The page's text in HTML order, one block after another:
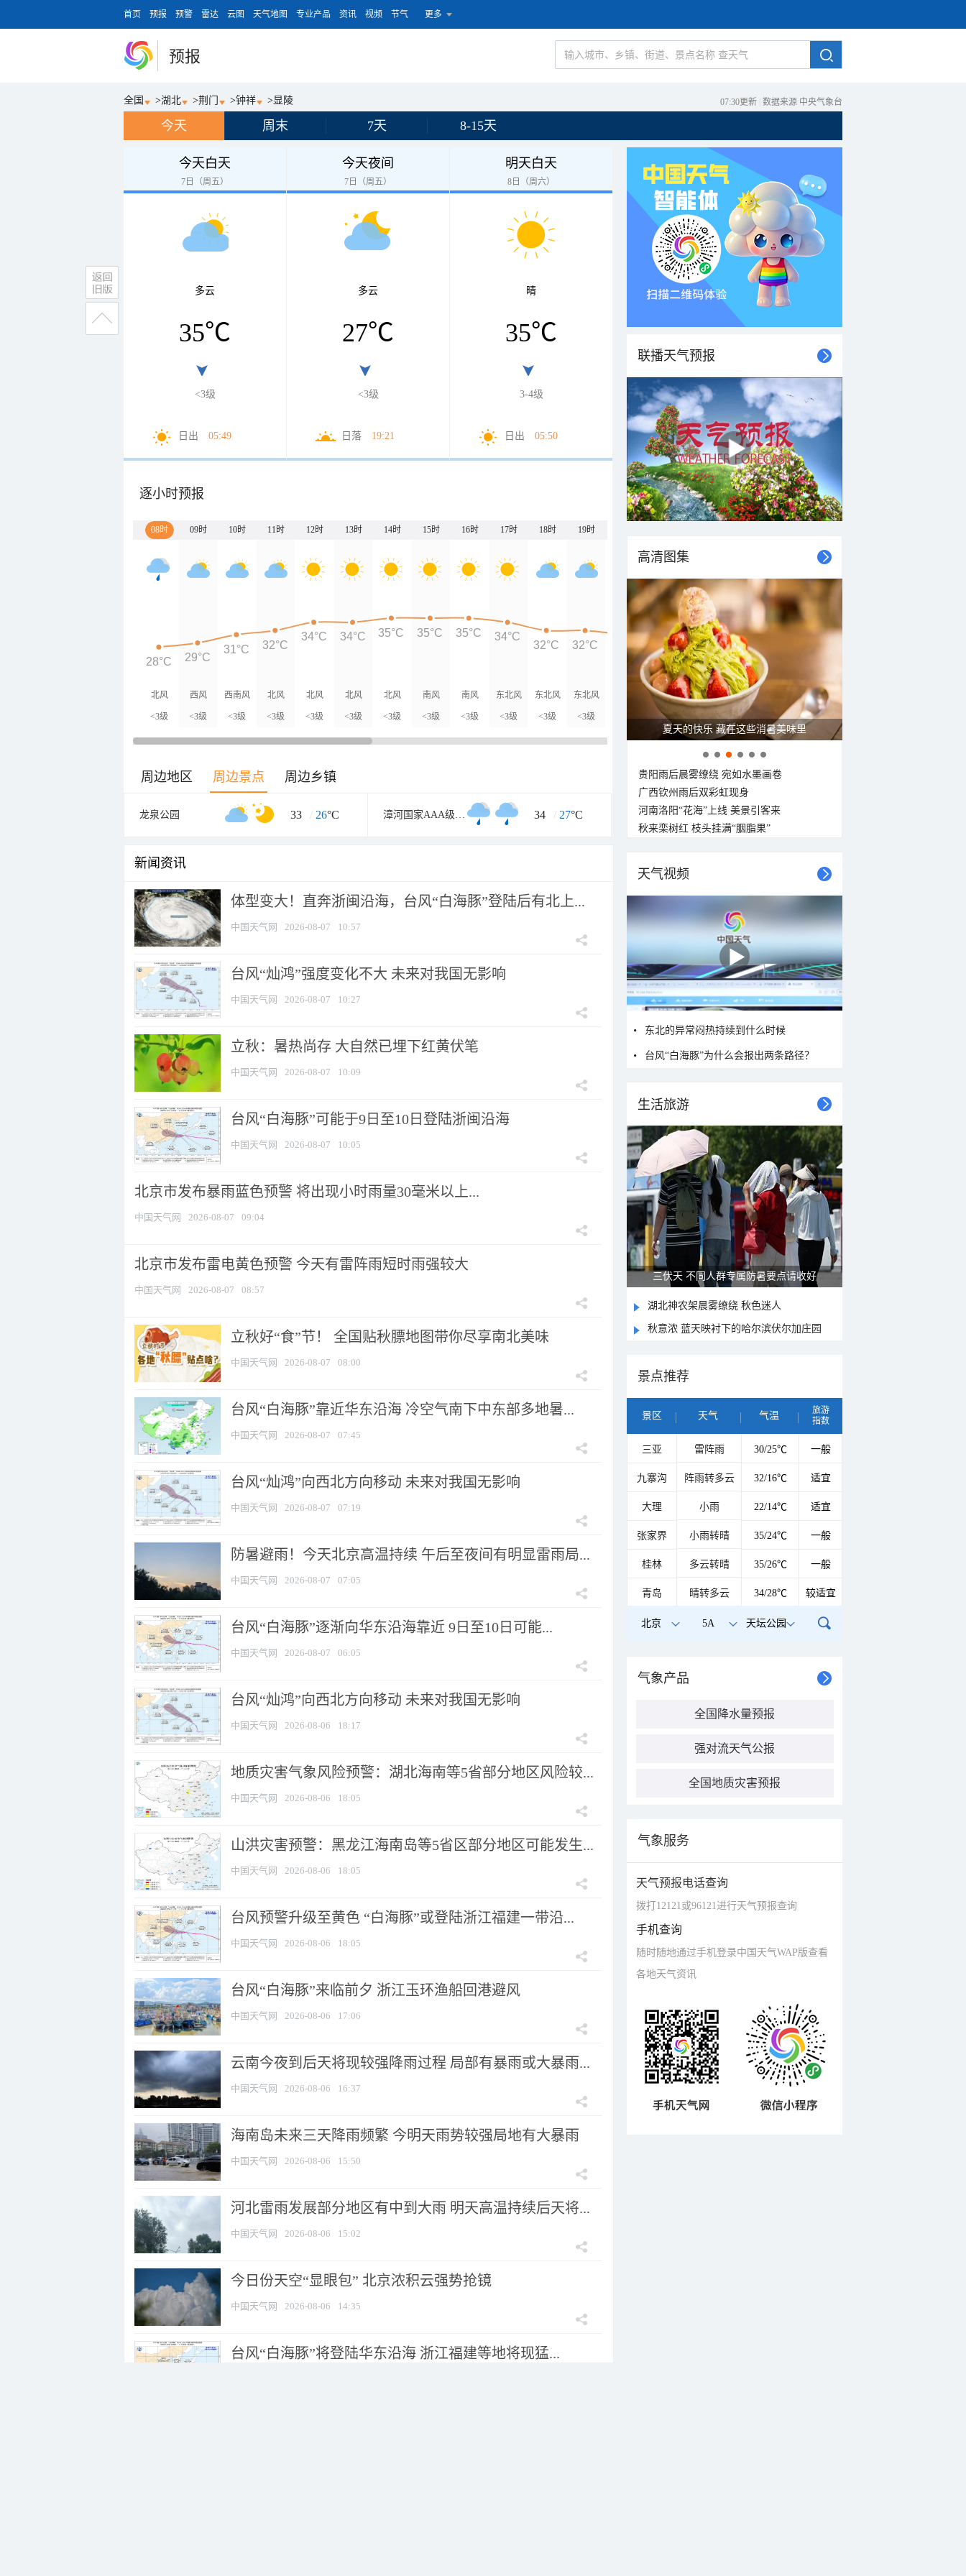
首页 预报 预警 雷达 云图 天气地图 专业产品 资讯 视频 节气 更多
预报
全国 >湖北 >荆门 >钟祥 > 显陵 07:30更新 数据来源 中央气象台
今天 周末 7天 8-15天
今天白天
7日（周五）
多云
35℃
<3级
日出 05:49
今天夜间
7日（周五）
多云
27℃
<3级
日落 19:21
明天白天
8日（周六）
晴
35℃
3-4级
日出 05:50
逐小时预报
08时 09时 10时 11时 12时 13时 14时 15时 16时 17时 18时 19时
北风
<3级
西风
<3级
西南风
<3级
北风
<3级
北风
<3级
北风
<3级
北风
<3级
南风
<3级
南风
<3级
东北风
<3级
东北风
<3级
东北风
<3级 <3级
西南风
<3级
西风
<3级
北风
<3级 <3级
北风
3-4级
28°C 29°C
31°C 32°C
34°C 34°C 35°C 35°C 35°C 34°C
32°C 32°C 31°C 30°C 29°C 29°C 28°C
周边地区 周边景点 周边乡镇
龙泉公园 33 / 26°C 漳河国家AAA级旅游区 34 / 27°C
新闻资讯
体型变大！直奔浙闽沿海，台风“白海豚”登陆后有北上...
中国天气网 2026-08-07 10:57
台风“灿鸿”强度变化不大 未来对我国无影响
中国天气网 2026-08-07 10:27
立秋：暑热尚存 大自然已埋下红黄伏笔
中国天气网 2026-08-07 10:09
台风“白海豚”可能于9日至10日登陆浙闽沿海
中国天气网 2026-08-07 10:05
北京市发布暴雨蓝色预警 将出现小时雨量30毫米以上...
中国天气网 2026-08-07 09:04
北京市发布雷电黄色预警 今天有雷阵雨短时雨强较大
中国天气网 2026-08-07 08:57
立秋好“食”节！ 全国贴秋膘地图带你尽享南北美味
中国天气网 2026-08-07 08:00
台风“白海豚”靠近华东沿海 冷空气南下中东部多地暑...
中国天气网 2026-08-07 07:45
台风“灿鸿”向西北方向移动 未来对我国无影响
中国天气网 2026-08-07 07:19
防暑避雨！今天北京高温持续 午后至夜间有明显雷雨局...
中国天气网 2026-08-07 07:05
台风“白海豚”逐渐向华东沿海靠近 9日至10日可能...
中国天气网 2026-08-07 06:05
台风“灿鸿”向西北方向移动 未来对我国无影响
中国天气网 2026-08-06 18:17
地质灾害气象风险预警：湖北海南等5省部分地区风险较...
中国天气网 2026-08-06 18:05
山洪灾害预警：黑龙江海南岛等5省区部分地区可能发生...
中国天气网 2026-08-06 18:05
台风预警升级至黄色 “白海豚”或登陆浙江福建一带沿...
中国天气网 2026-08-06 18:05
台风“白海豚”来临前夕 浙江玉环渔船回港避风
中国天气网 2026-08-06 17:06
云南今夜到后天将现较强降雨过程 局部有暴雨或大暴雨...
中国天气网 2026-08-06 16:37
海南岛未来三天降雨频繁 今明天雨势较强局地有大暴雨
中国天气网 2026-08-06 15:50
河北雷雨发展部分地区有中到大雨 明天高温持续后天将...
中国天气网 2026-08-06 15:02
今日份天空“显眼包” 北京浓积云强势抢镜
中国天气网 2026-08-06 14:35
台风“白海豚”将登陆华东沿海 浙江福建等地将现猛...
联播天气预报
高清图集
夏天的快乐 藏在这些消暑美味里
贵阳雨后晨雾缭绕 宛如水墨画卷
广西钦州雨后双彩虹现身
河南洛阳“花海”上线 美景引客来
秋来栾树红 枝头挂满“胭脂果”
天气视频
东北的异常闷热持续到什么时候
台风“白海豚”为什么会报出两条路径？
生活旅游
三伏天 不同人群专属防暑要点请收好
湖北神农架晨雾缭绕 秋色迷人
秋意浓 蓝天映衬下的哈尔滨伏尔加庄园
景点推荐
景区 天气 气温
旅游
指数
三亚 雷阵雨 30/25℃ 一般
九寨沟 阵雨转多云 32/16℃ 适宜
大理 小雨 22/14℃ 适宜
张家界 小雨转晴 35/24℃ 一般
桂林 多云转晴 35/26℃ 一般
青岛 晴转多云 34/28℃ 较适宜
北京 5A 天坛公园
气象产品
全国降水量预报
强对流天气公报
全国地质灾害预报
气象服务
天气预报电话查询
拨打12121或96121进行天气预报查询
手机查询
随时随地通过手机登录中国天气WAP版查看
各地天气资讯